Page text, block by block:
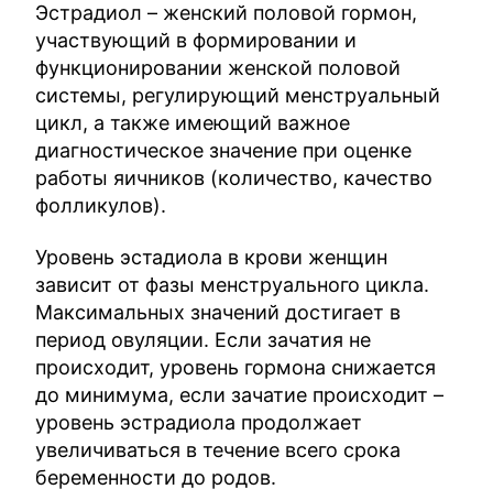
Эстрадиол – женский половой гормон,
участвующий в формировании и
функционировании женской половой
системы, регулирующий менструальный
цикл, а также имеющий важное
диагностическое значение при оценке
работы яичников (количество, качество
фолликулов).
Уровень эстадиола в крови женщин
зависит от фазы менструального цикла.
Максимальных значений достигает в
период овуляции. Если зачатия не
происходит, уровень гормона снижается
до минимума, если зачатие происходит –
уровень эстрадиола продолжает
увеличиваться в течение всего срока
беременности до родов.